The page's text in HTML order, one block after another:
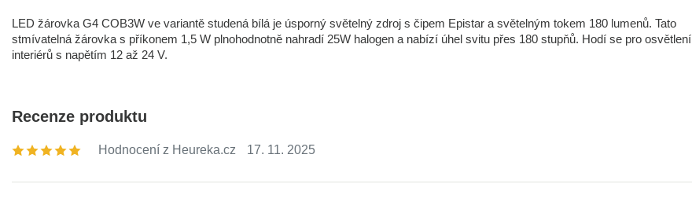
LED žárovka G4 COB3W ve variantě studená bílá je úsporný světelný zdroj s čipem Epistar a světelným tokem 180 lumenů. Tato
stmívatelná žárovka s příkonem 1,5 W plnohodnotně nahradí 25W halogen a nabízí úhel svitu přes 180 stupňů. Hodí se pro osvětlení
interiérů s napětím 12 až 24 V.
Recenze produktu
Hodnocení z Heureka.cz 17. 11. 2025